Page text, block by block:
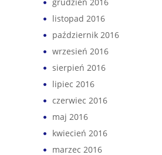
listopad 2016
październik 2016
wrzesień 2016
sierpień 2016
lipiec 2016
czerwiec 2016
maj 2016
kwiecień 2016
marzec 2016